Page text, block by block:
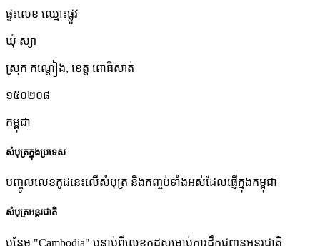
ផ្ទះលេខ ឈ្មោះផ្លូវ
ឃុំ ស្យា
ស្រុក កណ្ដៀង, ខេត្ត ពោធិសាត់
១៥០២០៨
កម្ពុជា
សំបុត្រក្នុងប្រទេស
បញ្ចូលលេខកូដនេះលើសំបុត្រ និងកញ្ចប់ទាំងអស់ដែលផ្ញើក្នុងកម្ពុជា
សំបុត្រអន្តរជាតិ
បន្ថែម "Cambodia" បន្ទាប់ពីលេខកូដសម្រាប់ការដឹកជញ្ជូនអន្តរជាតិ